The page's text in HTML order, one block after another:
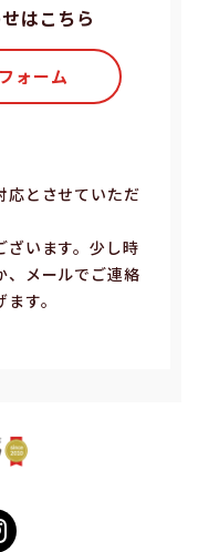
はこちら
ォーム
応とさせていただ
います。少し時
、メールでご連絡
す。